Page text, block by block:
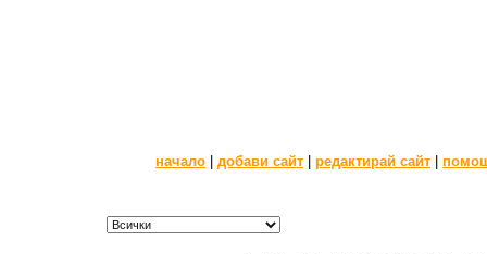
начало добави сайт редактирай сайт